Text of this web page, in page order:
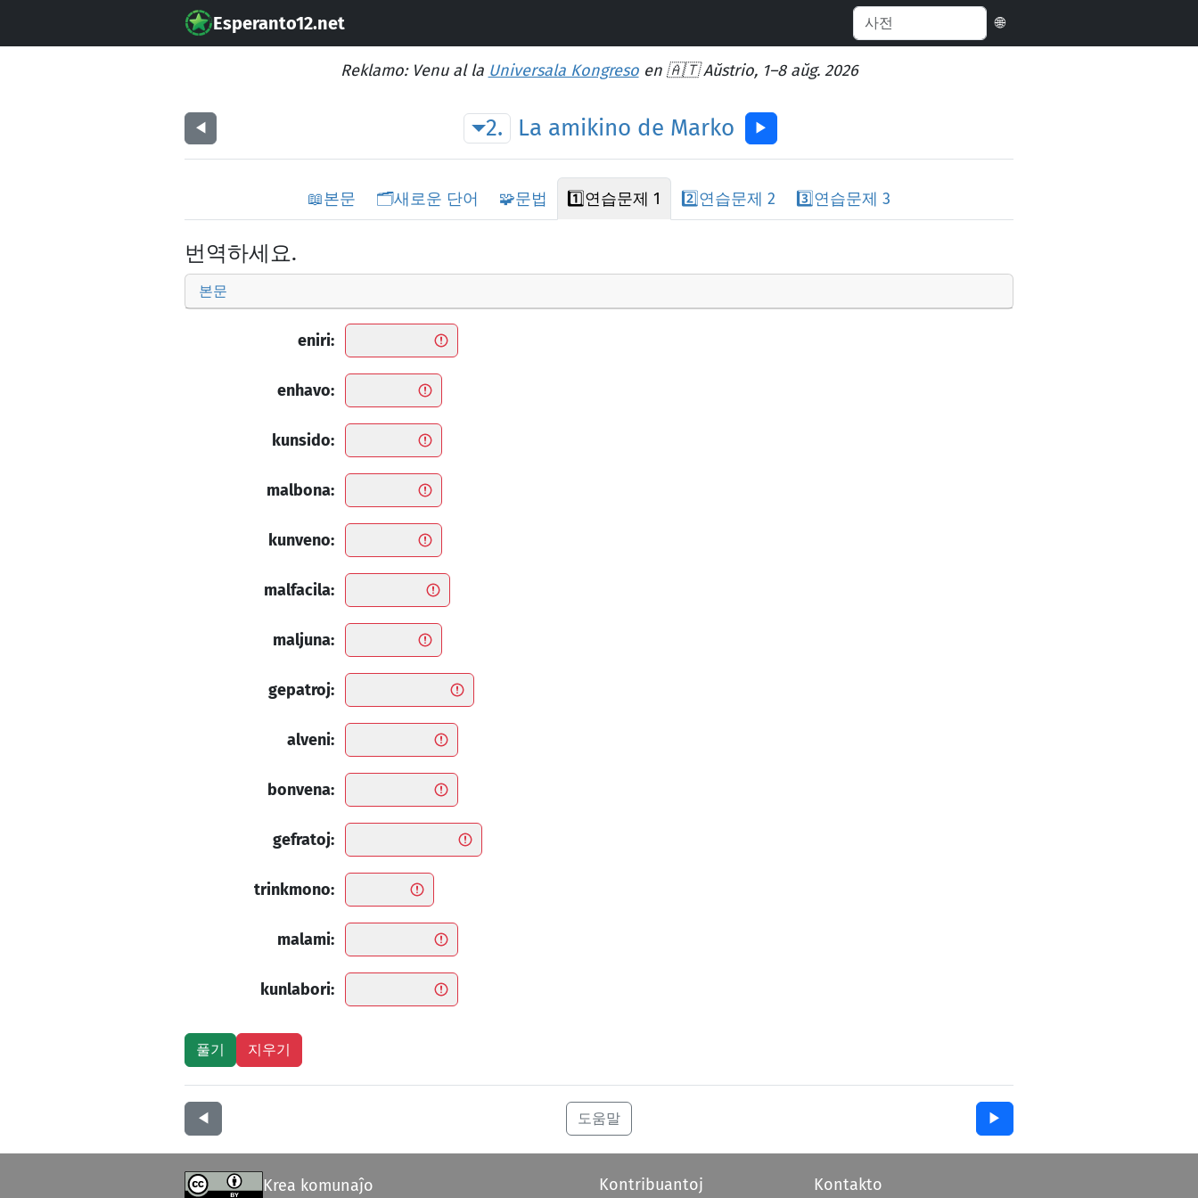
Esperanto12.net 🌐
Reklamo: Venu al la Universala Kongresoen 🇦🇹 Aŭstrio, 1–8 aŭg. 2026
◀︎ 2. La amikino de Marko ▶︎
📖본문 🗂️새로운 단어 🧩문법 1️⃣연습문제 1 2️⃣연습문제 2 3️⃣연습문제 3
번역하세요.
본문
eniri:
enhavo:
kunsido:
malbona:
kunveno:
malfacila:
maljuna:
gepatroj:
alveni:
bonvena:
gefratoj:
trinkmono:
malami:
kunlabori:
◀︎ 도움말 ▶︎
Krea komunaĵo Kontribuantoj Kontakto